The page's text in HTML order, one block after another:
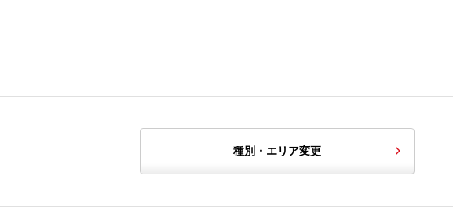
種別・エリア変更